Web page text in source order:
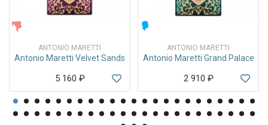
ANTONIO MARETTI
Antonio Maretti Velvet Sands
5 160 ₽
ANTONIO MARETTI
Antonio Maretti Grand Palace
2 910 ₽